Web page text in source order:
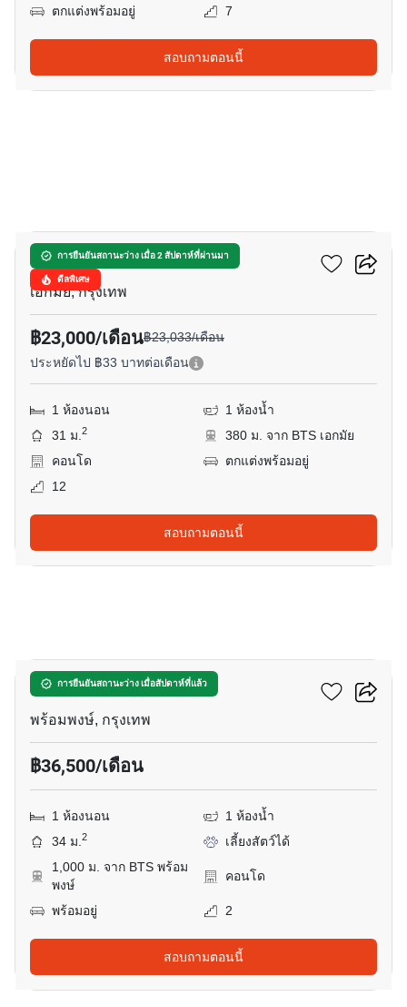
ตกแต่งพร้อมอยู่
7
สอบถามตอนนี้
การยืนยันสถานะว่าง เมื่อ 2 สัปดาห์ที่ผ่านมา
ดีลพิเศษ
ริทึ่ม เอกมัย
เอกมัย, กรุงเทพ
฿23,000/เดือน฿23,033/เดือน
ประหยัดไป ฿33 บาทต่อเดือน
1 ห้องนอน
1 ห้องน้ำ
31 ม.2
380 ม. จาก BTS เอกมัย
คอนโด
ตกแต่งพร้อมอยู่
12
สอบถามตอนนี้
การยืนยันสถานะว่าง เมื่อสัปดาห์ที่แล้ว
สโคป พร้อมศรี
พร้อมพงษ์, กรุงเทพ
฿36,500/เดือน
1 ห้องนอน
1 ห้องน้ำ
34 ม.2
เลี้ยงสัตว์ได้
1,000 ม. จาก BTS พร้อม
พงษ์
คอนโด
พร้อมอยู่ 2
สอบถามตอนนี้